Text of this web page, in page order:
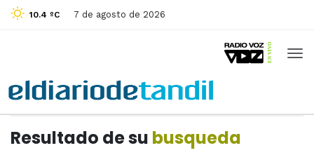
10.4 ºC 7 de agosto de 2026
Resultado de su busqueda